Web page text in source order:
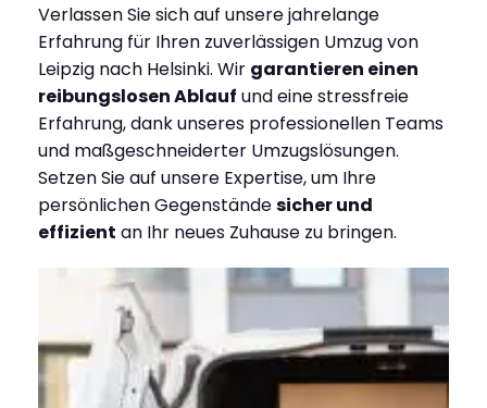
Verlassen Sie sich auf unsere jahrelange
Erfahrung für Ihren zuverlässigen Umzug von
Leipzig nach Helsinki. Wir garantieren einen
reibungslosen Ablauf und eine stressfreie
Erfahrung, dank unseres professionellen Teams
und maßgeschneiderter Umzugslösungen.
Setzen Sie auf unsere Expertise, um Ihre
persönlichen Gegenständesicher und
effizient an Ihr neues Zuhause zu bringen.